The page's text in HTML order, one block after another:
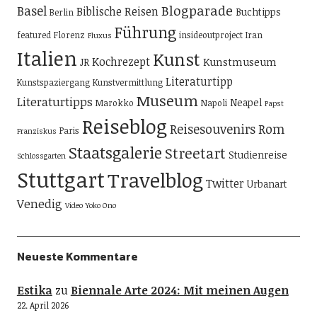
Basel Berlin Biblische ReisenBlogparade Buchtipps
featured Florenz Fluxus Führung insideoutproject Iran
Italien JR Kochrezept Kunst Kunstmuseum
Kunstspaziergang Kunstvermittlung Literaturtipp
Literaturtipps Marokko Museum Napoli Neapel Papst
Franziskus Paris Reiseblog ReisesouvenirsRom
Schlossgarten Staatsgalerie Streetart Studienreise
StuttgartTravelblog Twitter Urbanart
Venedig Video Yoko Ono
Neueste Kommentare
Estikazu Biennale Arte 2024: Mit meinen Augen
22. April 2026